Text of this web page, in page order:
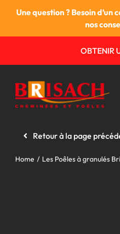
Une question ? Besoin d’un
nos
OBTENIR
Les cheminées
Retour à la page
Home Les Poêles à granulés